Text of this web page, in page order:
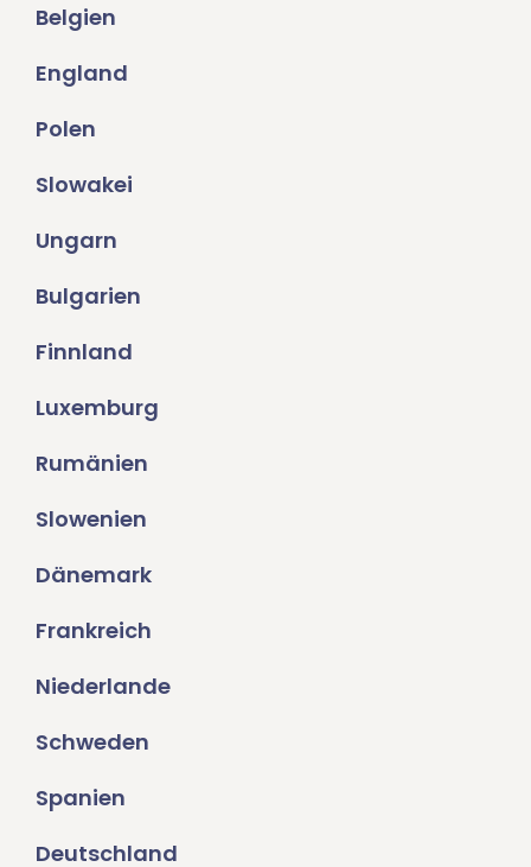
Belgien
England
Polen
Slowakei
Ungarn
Bulgarien
Finnland
Luxemburg
Rumänien
Slowenien
Dänemark
Frankreich
Niederlande
Schweden
Spanien
Deutschland